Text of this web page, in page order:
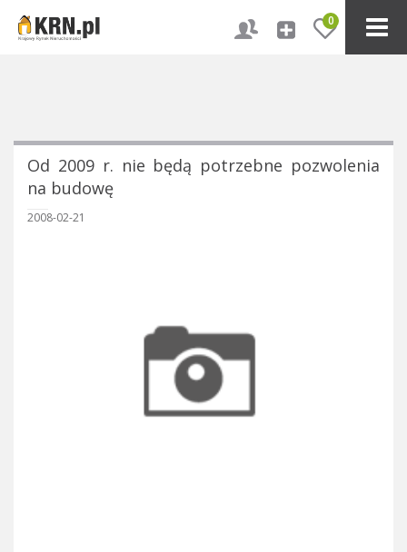
0
Od 2009 r. nie będą potrzebne pozwolenia
na budowę
2008-02-21